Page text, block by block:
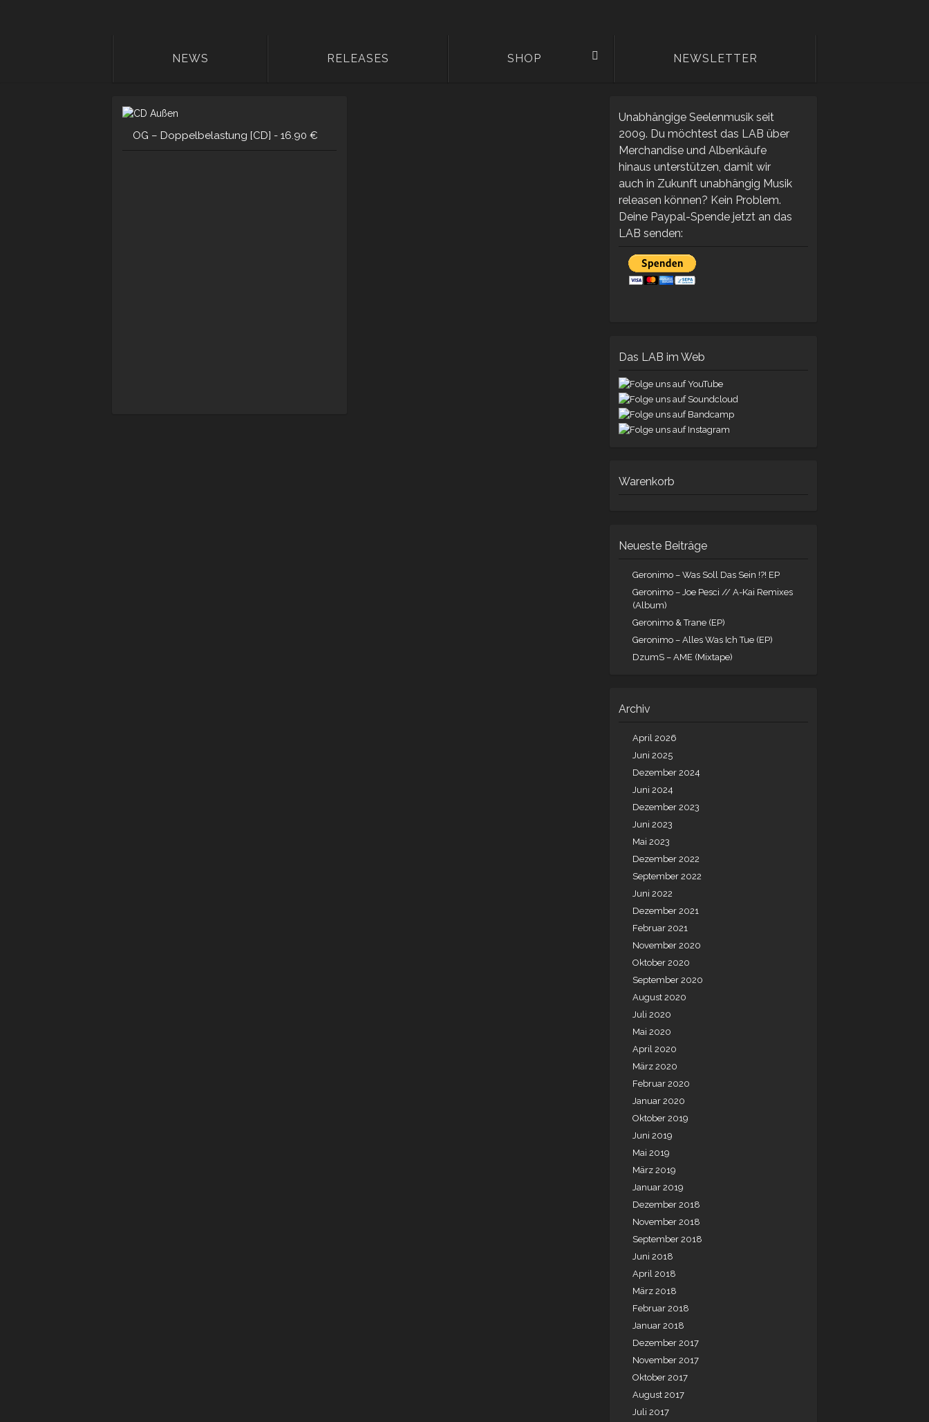
NEWS RELEASES SHOP NEWSLETTER
OG – Doppelbelastung [CD] - 16.90 €
Unabhängige Seelenmusik seit
2009. Du möchtest das LAB über
Merchandise und Albenkäufe
hinaus unterstützen, damit wir
auch in Zukunft unabhängig Musik
releasen können? Kein Problem.
Deine Paypal-Spende jetzt an das
LAB senden:
Das LAB im Web
Warenkorb
Neueste Beiträge
Geronimo – Was Soll Das Sein !?! EP
Geronimo – Joe Pesci // A-Kai Remixes
(Album)
Geronimo & Trane (EP)
Geronimo – Alles Was Ich Tue (EP)
DzumS – AME (Mixtape)
Archiv
April 2026
Juni 2025
Dezember 2024
Juni 2024
Dezember 2023
Juni 2023
Mai 2023
Dezember 2022
September 2022
Juni 2022
Dezember 2021
Februar 2021
November 2020
Oktober 2020
September 2020
August 2020
Juli 2020
Mai 2020
April 2020
März 2020
Februar 2020
Januar 2020
Oktober 2019
Juni 2019
Mai 2019
März 2019
Januar 2019
Dezember 2018
November 2018
September 2018
Juni 2018
April 2018
März 2018
Februar 2018
Januar 2018
Dezember 2017
November 2017
Oktober 2017
August 2017
Juli 2017